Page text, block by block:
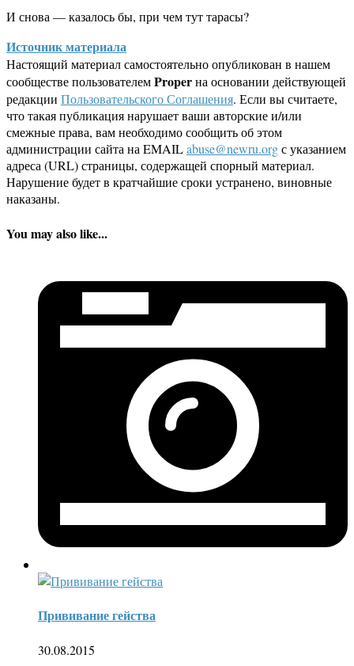
И снова — казалось бы, при чем тут тарасы?
Источник материала
Настоящий материал самостоятельно опубликован в нашем
сообществе пользователемProperна основании действующей
редакции Пользовательского Соглашения. Если вы считаете,
что такая публикация нарушает ваши авторские и/или
смежные права, вам необходимо сообщить об этом
администрации сайта на EMAILabuse@newru.orgс указанием
адреса (URL) страницы, содержащей спорный материал.
Нарушение будет в кратчайшие сроки устранено, виновные
наказаны.
You may also like...
Прививание гейства
30.08.2015